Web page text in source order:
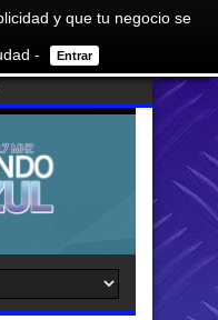
y que tu negocio se
- Entrar